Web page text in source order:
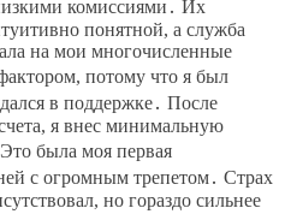
комиссиями․ Их
понятной, а служба
на мои многочисленные
потому что я был
в поддержке․ После
я внес минимальную
была моя первая
с огромным трепетом․ Страх
но гораздо сильнее